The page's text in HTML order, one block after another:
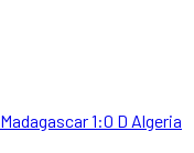
Madagascar1:0 D Algeria